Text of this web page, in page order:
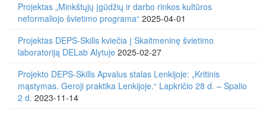
Projektas „Minkštųjų įgūdžių ir darbo rinkos kultūros
neformaliojo švietimo programa“ 2025-04-01
Projektas DEPS-Skills kviečia į Skaitmeninę švietimo
laboratoriją DELab Alytuje 2025-02-27
Projekto DEPS-Skills Apvalus stalas Lenkijoje: „Kritinis
mąstymas. Geroji praktika Lenkijoje.“ Lapkričio 28 d. – Spalio
2 d. 2023-11-14